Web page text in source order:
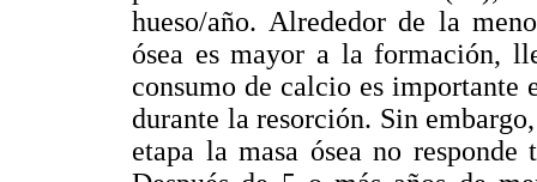
hueso/año. Alrededor de la
ósea es mayor a la formación,
consumo de calcio es importante
durante la resorción. Sin
etapa la masa ósea no